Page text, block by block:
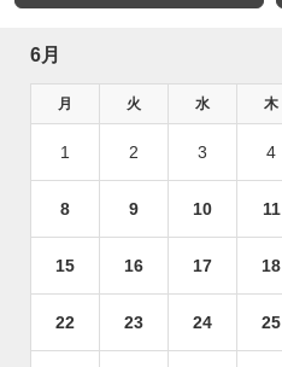
6月
月 火 水 木
1 2 3 4
8 9 10 11
15 16 17 18
22 23 24 25